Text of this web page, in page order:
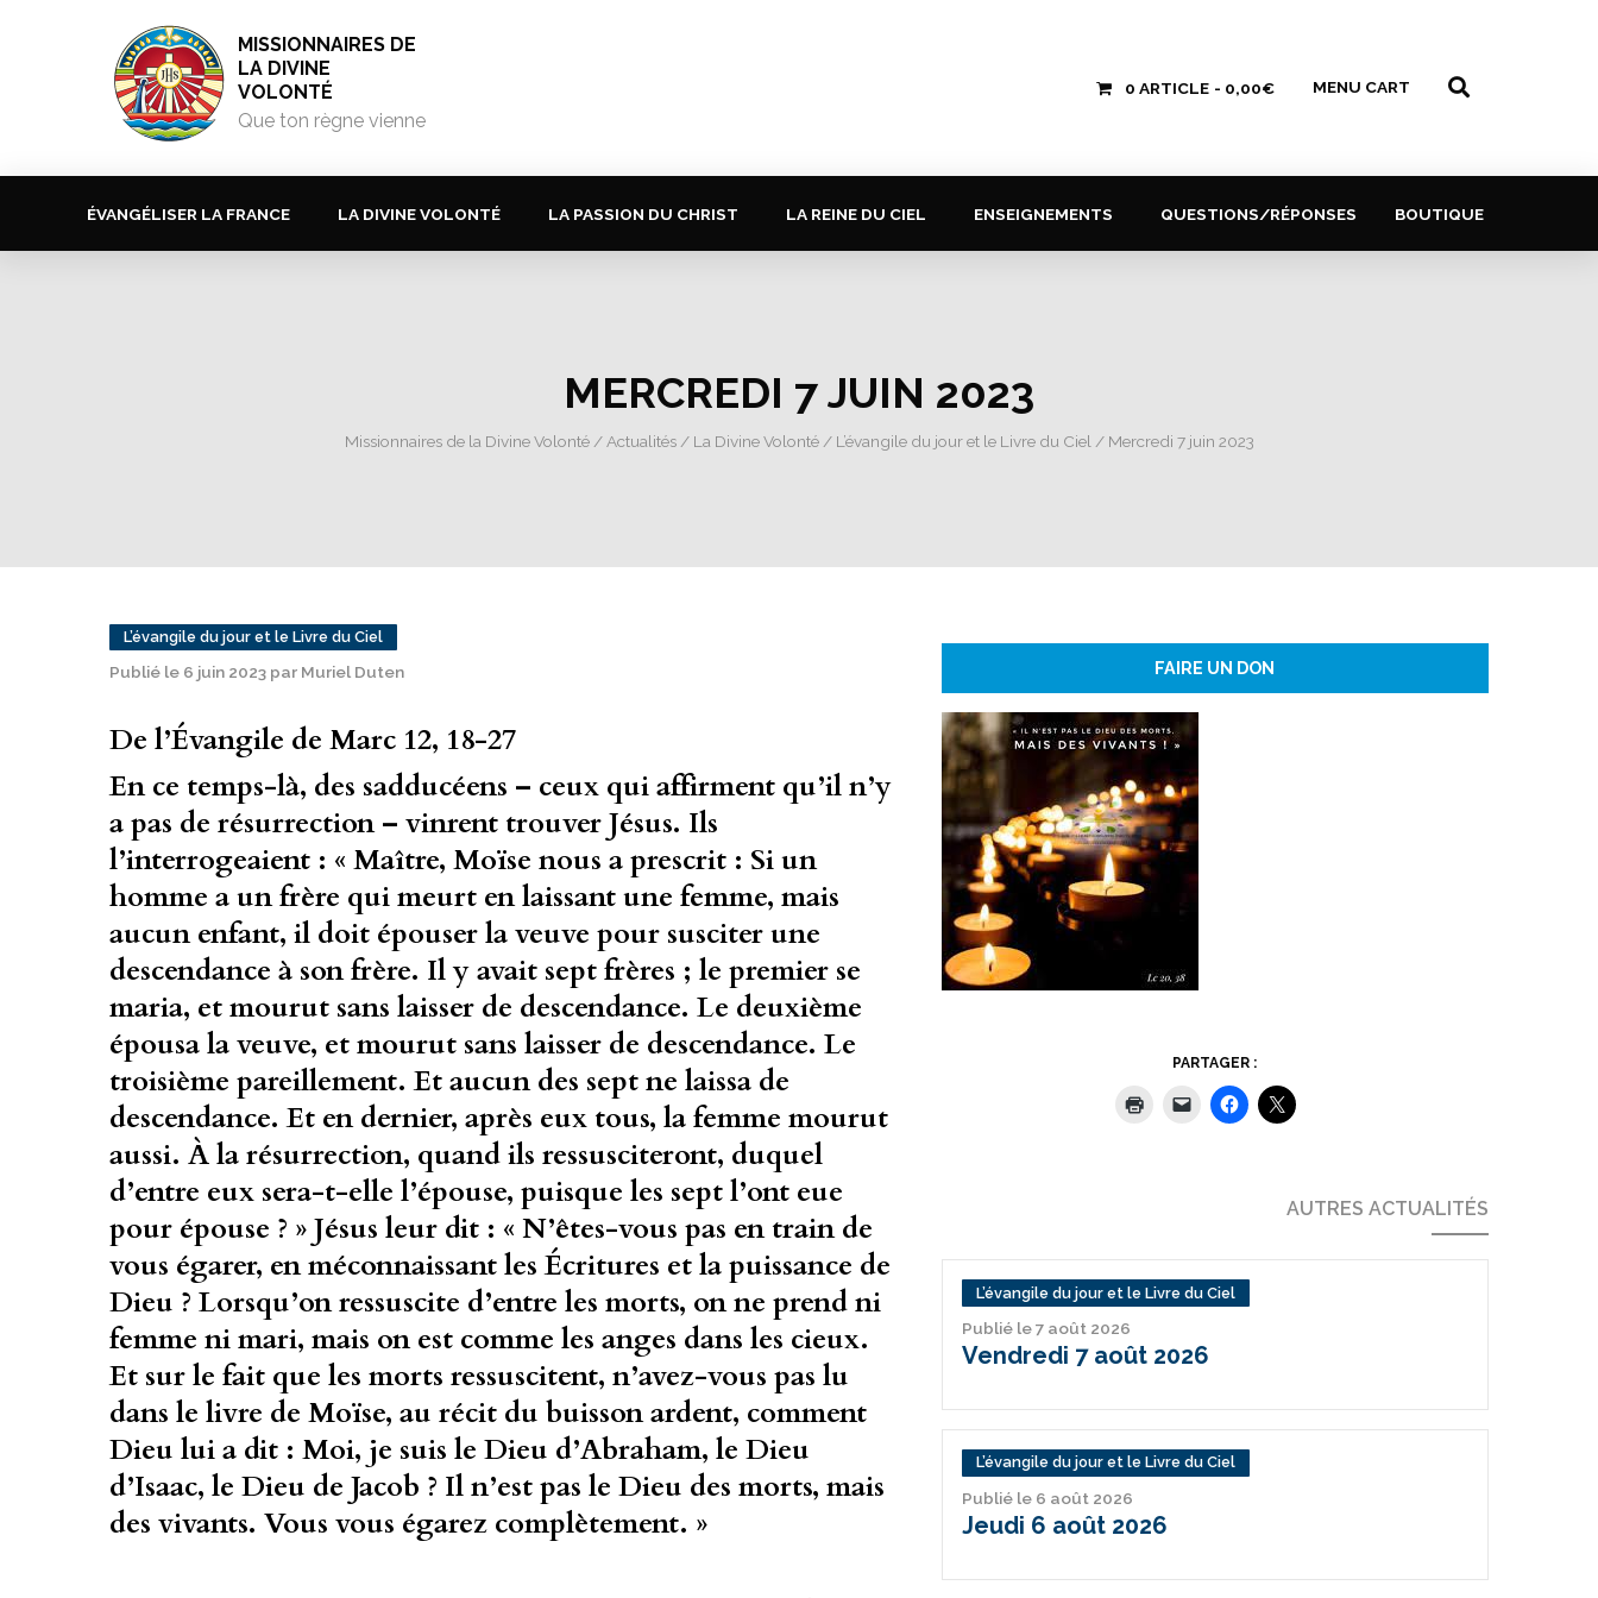
MISSIONNAIRES DE
LA DIVINE
VOLONTÉ
Que ton règne vienne
0 ARTICLE 0,00€ MENU CART
ÉVANGÉLISER LA FRANCE LA DIVINE VOLONTÉ LA PASSION DU CHRIST LA REINE DU CIEL ENSEIGNEMENTS QUESTIONS/RÉPONSES BOUTIQUE
MERCREDI 7 JUIN 2023
Missionnaires de la Divine Volonté/ Actualités/ La Divine Volonté/ L’évangile du jour et le Livre du Ciel / Mercredi 7 juin 2023
L’évangile du jour et le Livre du Ciel
Publié le 6 juin 2023 par Muriel Duten
De l’Évangile de Marc 12, 18-27
En ce temps-là, des sadducéens – ceux qui affirment qu’il n’y
a pas de résurrection – vinrent trouver Jésus. Ils
l’interrogeaient : « Maître, Moïse nous a prescrit : Si un
homme a un frère qui meurt en laissant une femme, mais
aucun enfant, il doit épouser la veuve pour susciter une
descendance à son frère. Il y avait sept frères ; le premier se
maria, et mourut sans laisser de descendance. Le deuxième
épousa la veuve, et mourut sans laisser de descendance. Le
troisième pareillement. Et aucun des sept ne laissa de
descendance. Et en dernier, après eux tous, la femme mourut
aussi. À la résurrection, quand ils ressusciteront, duquel
d’entre eux sera-t-elle l’épouse, puisque les sept l’ont eue
pour épouse ? » Jésus leur dit : « N’êtes-vous pas en train de
vous égarer, en méconnaissant les Écritures et la puissance de
Dieu ? Lorsqu’on ressuscite d’entre les morts, on ne prend ni
femme ni mari, mais on est comme les anges dans les cieux.
Et sur le fait que les morts ressuscitent, n’avez-vous pas lu
dans le livre de Moïse, au récit du buisson ardent, comment
Dieu lui a dit : Moi, je suis le Dieu d’Abraham, le Dieu
d’Isaac, le Dieu de Jacob ? Il n’est pas le Dieu des morts, mais
des vivants. Vous vous égarez complètement. »
FAIRE UN DON
PARTAGER :
AUTRES ACTUALITÉS
L’évangile du jour et le Livre du Ciel
Publié le 7 août 2026
Vendredi 7 août 2026
L’évangile du jour et le Livre du Ciel
Publié le 6 août 2026
Jeudi 6 août 2026